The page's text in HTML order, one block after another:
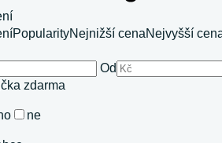
PopularityNejnižší cenaNejvyšší
Od
zdarma
ne